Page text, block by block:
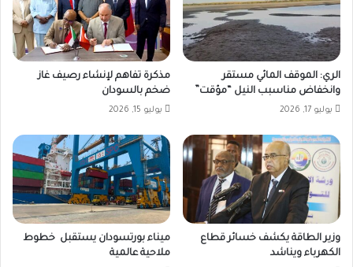
الري: الموقف المائي مستقر
وانخفاض مناسبب النيل “مؤقت”
يوليو 17, 2026
مذكرة تفاهم لإنشاء رصيف غاز
ضخم بالسودان
يوليو 15, 2026
وزير الطاقة يكشف خسائر قطاع
الكهرباء ويناشد
ميناء بورتسودان يستقبل خطوط
ملاحية عالمية